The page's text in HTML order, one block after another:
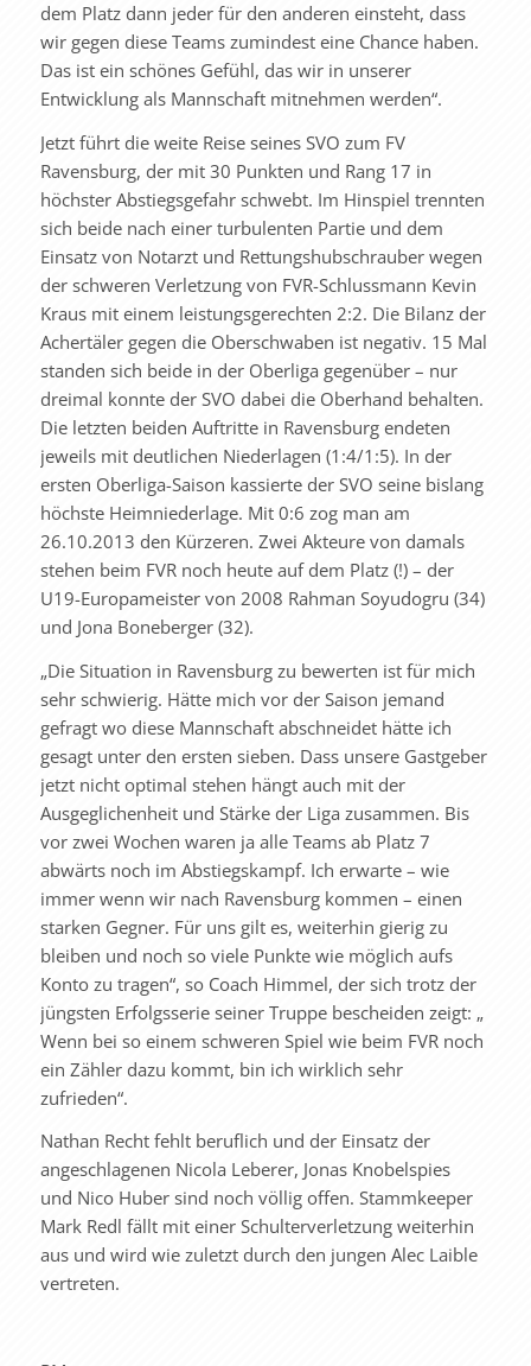
dem Platz dann jeder für den anderen einsteht, dass
wir gegen diese Teams zumindest eine Chance haben.
Das ist ein schönes Gefühl, das wir in unserer
Entwicklung als Mannschaft mitnehmen werden“.
Jetzt führt die weite Reise seines SVO zum FV
Ravensburg, der mit 30 Punkten und Rang 17 in
höchster Abstiegsgefahr schwebt. Im Hinspiel trennten
sich beide nach einer turbulenten Partie und dem
Einsatz von Notarzt und Rettungshubschrauber wegen
der schweren Verletzung von FVR-Schlussmann Kevin
Kraus mit einem leistungsgerechten 2:2. Die Bilanz der
Achertäler gegen die Oberschwaben ist negativ. 15 Mal
standen sich beide in der Oberliga gegenüber – nur
dreimal konnte der SVO dabei die Oberhand behalten.
Die letzten beiden Auftritte in Ravensburg endeten
jeweils mit deutlichen Niederlagen (1:4/1:5). In der
ersten Oberliga-Saison kassierte der SVO seine bislang
höchste Heimniederlage. Mit 0:6 zog man am
26.10.2013 den Kürzeren. Zwei Akteure von damals
stehen beim FVR noch heute auf dem Platz (!) – der
U19-Europameister von 2008 Rahman Soyudogru (34)
und Jona Boneberger (32).
„Die Situation in Ravensburg zu bewerten ist für mich
sehr schwierig. Hätte mich vor der Saison jemand
gefragt wo diese Mannschaft abschneidet hätte ich
gesagt unter den ersten sieben. Dass unsere Gastgeber
jetzt nicht optimal stehen hängt auch mit der
Ausgeglichenheit und Stärke der Liga zusammen. Bis
vor zwei Wochen waren ja alle Teams ab Platz 7
abwärts noch im Abstiegskampf. Ich erwarte – wie
immer wenn wir nach Ravensburg kommen – einen
starken Gegner. Für uns gilt es, weiterhin gierig zu
bleiben und noch so viele Punkte wie möglich aufs
Konto zu tragen“, so Coach Himmel, der sich trotz der
jüngsten Erfolgsserie seiner Truppe bescheiden zeigt: „
Wenn bei so einem schweren Spiel wie beim FVR noch
ein Zähler dazu kommt, bin ich wirklich sehr
zufrieden“.
Nathan Recht fehlt beruflich und der Einsatz der
angeschlagenen Nicola Leberer, Jonas Knobelspies
und Nico Huber sind noch völlig offen. Stammkeeper
Mark Redl fällt mit einer Schulterverletzung weiterhin
aus und wird wie zuletzt durch den jungen Alec Laible
vertreten.